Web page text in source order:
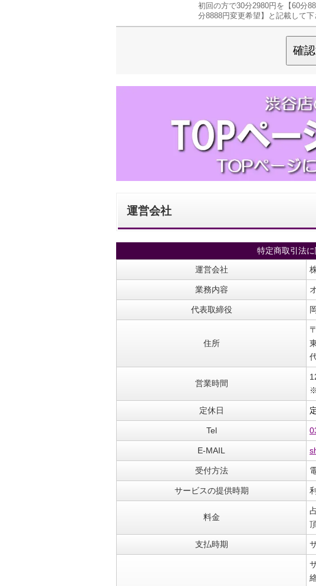
初回の方で30分2980円を【60分
分8888円変更希望】と記載して下
確
運営会社
特定商取引法
運営会社
業務内容
代表取締役
住所
営業時間
定休日
Tel
E-MAIL
受付方法
サービスの提供時期
料金
支払時期